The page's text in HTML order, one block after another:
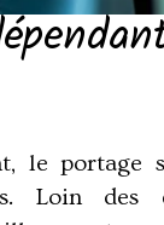
le portage
Loin des